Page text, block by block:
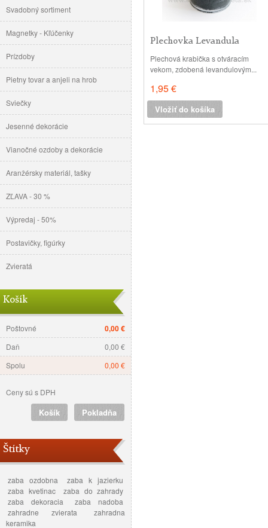
Svadobný sortiment
Magnetky - Kľúčenky
Prízdoby
Pietny tovar a anjeli na hrob
Sviečky
Jesenné dekorácie
Vianočné ozdoby a dekorácie
Aranžérsky materiál, tašky
ZĽAVA - 30 %
Výpredaj - 50%
Postavičky, figúrky
Zvieratá
Košík
0,00 €
Poštovné
0,00 €
Daň
0,00 €
Spolu
Ceny sú s DPH
Pokladňa
Košík
Štítky
zaba ozdobna
zaba k jazierku
zaba kvetinac
zaba do zahrady
zaba dekoracia
zaba nadoba
zahradne zvierata
zahradna
keramika
Plechovka Levandula
Plechová krabička s otváracím
vekom, zdobená levandulovým...
1,95 €
Vložiť do košíka